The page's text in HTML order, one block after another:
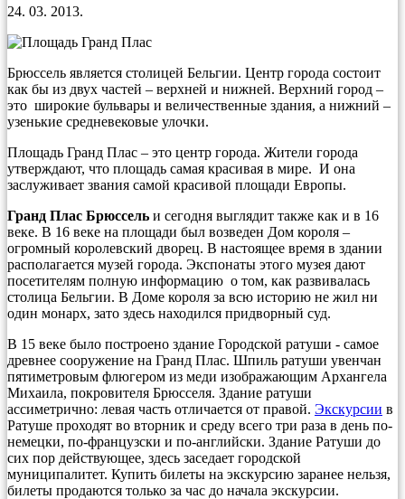
24. 03. 2013.
Брюссель является столицей Бельгии. Центр города состоит
как бы из двух частей – верхней и нижней. Верхний город –
это широкие бульвары и величественные здания, а нижний –
узенькие средневековые улочки.
Площадь Гранд Плас – это центр города. Жители города
утверждают, что площадь самая красивая в мире. И она
заслуживает звания самой красивой площади Европы.
Гранд Плас Брюссель и сегодня выглядит также как и в 16
веке. В 16 веке на площади был возведен Дом короля –
огромный королевский дворец. В настоящее время в здании
располагается музей города. Экспонаты этого музея дают
посетителям полную информацию о том, как развивалась
столица Бельгии. В Доме короля за всю историю не жил ни
один монарх, зато здесь находился придворный суд.
В 15 веке было построено здание Городской ратуши - самое
древнее сооружение на Гранд Плас. Шпиль ратуши увенчан
пятиметровым флюгером из меди изображающим Архангела
Михаила, покровителя Брюсселя. Здание ратуши
ассиметрично: левая часть отличается от правой. Экскурсии в
Ратуше проходят во вторник и среду всего три раза в день по-
немецки, по-французски и по-английски. Здание Ратуши до
сих пор действующее, здесь заседает городской
муниципалитет. Купить билеты на экскурсию заранее нельзя,
билеты продаются только за час до начала экскурсии.